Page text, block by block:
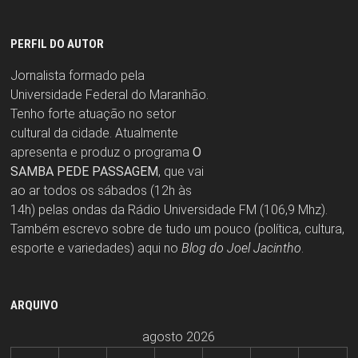
PERFIL DO AUTOR
Jornalista formado pela
Universidade Federal do Maranhão.
Tenho forte atuação no setor
cultural da cidade. Atualmente
apresenta e produz o programa O
SAMBA PEDE PASSAGEM, que vai
ao ar todos os sábados (12h às
14h) pelas ondas da Rádio Universidade FM (106,9 Mhz).
Também escrevo sobre de tudo um pouco (política, cultura,
esporte e variedades) aqui no Blog do Joel Jacintho
ARQUIVO
agosto 2026